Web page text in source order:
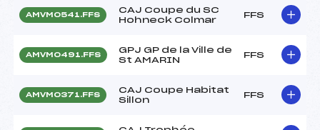
AMVM0541.FFS
CAJ Coupe du SC
Hohneck Colmar
FFS
AMVM0491.FFS
GPJ GP de la Ville de
St AMARIN
FFS
AMVM0371.FFS
CAJ Coupe Habitat
Sillon
FFS